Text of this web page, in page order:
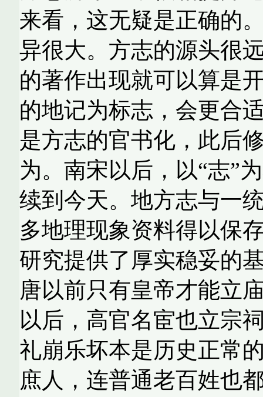
来看，这无疑是正确的
异很大。方志的源头很
的著作出现就可以算是
的地记为标志，会更合
是方志的官书化，此后
为。南宋以后，以“志”
续到今天。地方志与一
多地理现象资料得以保
研究提供了厚实稳妥的
唐以前只有皇帝才能立
以后，高官名宦也立宗
礼崩乐坏本是历史正常
庶人，连普通老百姓也